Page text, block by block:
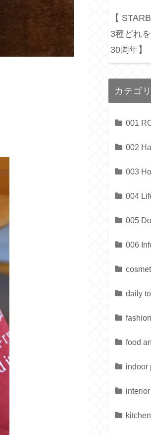
【
3種どれ
30周年】
カテゴ
001
002
003
004
005
006
daily
fashion
food
indoor
interior